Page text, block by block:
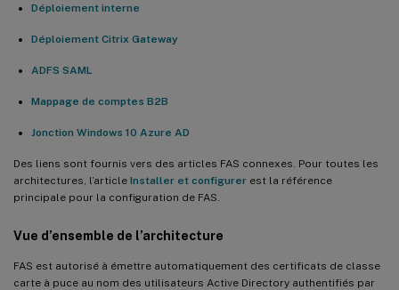
Déploiement interne
Déploiement Citrix Gateway
ADFS SAML
Mappage de comptes B2B
Jonction Windows 10 Azure AD
Des liens sont fournis vers des articles FAS connexes. Pour toutes les
architectures, l’article Installer et configurer est la référence
principale pour la configuration de FAS.
Vue d’ensemble de l’architecture
FAS est autorisé à émettre automatiquement des certificats de classe
carte à puce au nom des utilisateurs Active Directory authentifiés par